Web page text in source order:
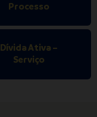
Processo
Dívida Ativa –
Serviço